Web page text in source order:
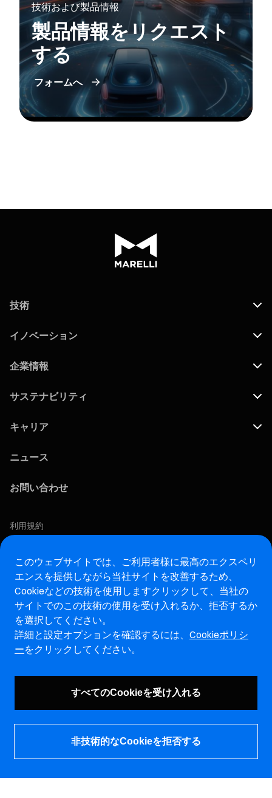
技術および製品情報
製品情報をリクエスト
する
フォームへ
技術
イノベーション
企業情報
サステナビリティ
キャリア
ニュース
お問い合わせ
利用規約
COOKIEポリシー
この求人に応募する
アフターマーケットウェブサイト
マレリ・インテグリティホットライン・ウェブサイト
脆弱性報告ページ (ENG)
このウェブサイトでは、ご利用者様に最高のエクスペリ
エンスを提供しながら当社サイトを改善するため、
Cookieなどの技術を使用しますクリックして、当社の
サイトでのこの技術の使用を受け入れるか、拒否するか
を選択してください。
詳細と設定オプションを確認するには、 Cookieポリシ
ーをクリックしてください。
すべてのCookieを受け入れる
非技術的なCookieを拒否する